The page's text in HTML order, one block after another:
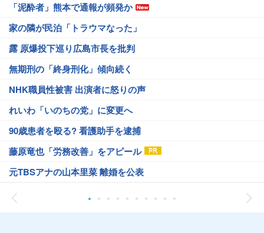
「泥酔者」熊本で通報が頻発か
家の隣が民泊「トラウマなった」
露 原爆投下巡り広島市長を批判
無期刑の「終身刑化」傾向続く
NHK職員性被害 出演者に怒りの声
れいわ「いのちの党」に変更へ
90歳患者を殴る? 看護助手を逮捕
藤原竜也「労務改善」をアピール
元TBSアナの山本里菜 離婚を公表